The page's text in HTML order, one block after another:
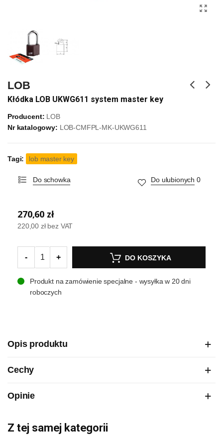
LOB
Kłódka LOB UKWG611 system master key
Producent: LOB
Nr katalogowy: LOB-CMFPL-MK-UKWG611
Tagi: lob master key
Do schowka Do ulubionych 0
270,60 zł
220,00 zł bez VAT
- + DO KOSZYKA
Produkt na zamówienie specjalne - wysyłka w 20 dni
roboczych
Opis produktu
Cechy
Opinie
Z tej samej kategorii